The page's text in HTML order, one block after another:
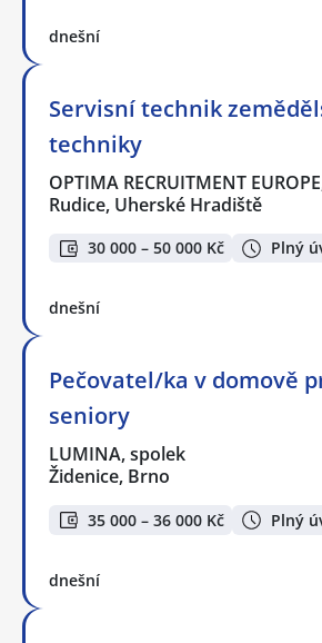
dnešní
Servisní technik
techniky
OPTIMA RECRUITMENT
Rudice, Uherské Hradiště
30 000 – 50 000 Kč Plný
dnešní
Pečovatel/ka v domově
seniory
LUMINA, spolek
Židenice, Brno
35 000 – 36 000 Kč Plný
dnešní